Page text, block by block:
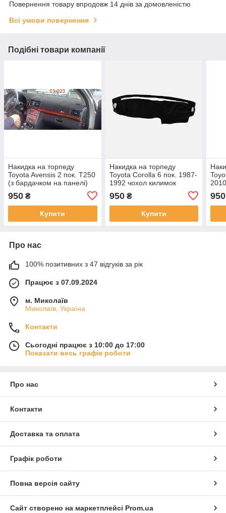
Повернення товару впродовж 14 днів за домовленістю
Всі умови повернення
Подібні товари компанії
Накидка на торпеду
Toyota Avensis 2 пок. T250
(з бардачком на панелі)
2003-2008 чохол килимок
накидка на панель
950 ₴
Купити
Накидка на торпеду
Toyota Corolla 6 пок. 1987-
1992 чохол килимок
приладів авто Тойота
Королла
950₴
Купити
950
Про нас
100% позитивних з 47 відгуків за рік
Працює з 07.09.2024
м. Миколаїв
Миколаїв, Україна
Контакти
Сьогодні працює з 10:00 до 17:00
Показати весь графік роботи
Про нас
Контакти
Доставка та оплата
Графік роботи
Повна версія сайту
Сайт створено на маркетплейсі Prom.ua